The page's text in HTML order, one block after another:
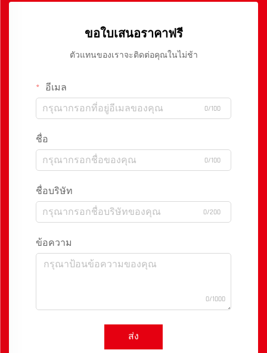
ขอใบเสนอราคาฟรี
ตัวแทนของเราจะติดต่อคุณในไม่ช้า
อีเมล
0/100
ชื่อ
0/100
ชื่อบริษัท
0/200
ข้อความ
0/1000
ส่ง